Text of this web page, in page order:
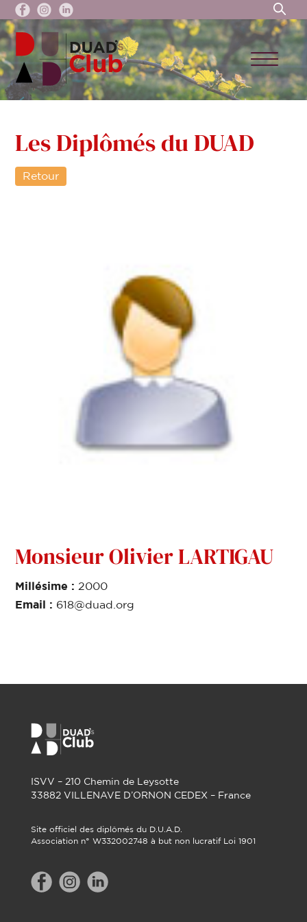
Les Diplômés du DUAD
Retour
Monsieur Olivier LARTIGAU
Millésime :2000
Email : 618@duad.org
ISVV – 210 Chemin de Leysotte
33882 VILLENAVE D’ORNON CEDEX – France
Site officiel des diplômés du D.U.A.D.
Association n° W332002748 à but non lucratif Loi 1901